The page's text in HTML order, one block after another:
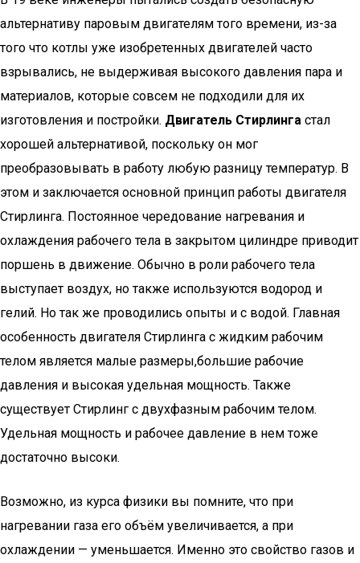
альтернативу паровым двигателям того времени, из-за
того что котлы уже изобретенных двигателей часто
взрывались, не выдерживая высокого давления пара и
материалов, которые совсем не подходили для их
изготовления и постройки. Двигатель Стирлинга стал
хорошей альтернативой, поскольку он мог
преобразовывать в работу любую разницу температур. В
этом и заключается основной принцип работы двигателя
Стирлинга. Постоянное чередование нагревания и
охлаждения рабочего тела в закрытом цилиндре приводит
поршень в движение. Обычно в роли рабочего тела
выступает воздух, но также используются водород и
гелий. Но так же проводились опыты и с водой. Главная
особенность двигателя Стирлинга с жидким рабочим
телом является малые размеры,большие рабочие
давления и высокая удельная мощность. Также
существует Стирлинг с двухфазным рабочим телом.
Удельная мощность и рабочее давление в нем тоже
достаточно высоки.
Возможно, из курса физики вы помните, что при
нагревании газа его объём увеличивается, а при
охлаждении — уменьшается. Именно это свойство газов и